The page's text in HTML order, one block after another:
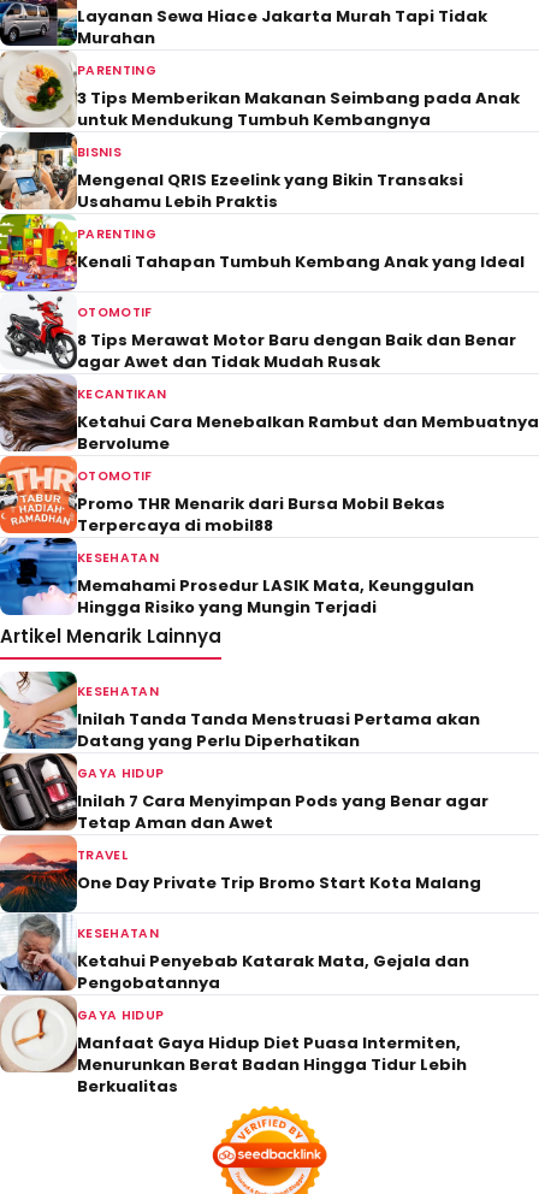
Layanan Sewa Hiace Jakarta Murah Tapi Tidak
Murahan
PARENTING
3 Tips Memberikan Makanan Seimbang pada Anak
untuk Mendukung Tumbuh Kembangnya
BISNIS
Mengenal QRIS Ezeelink yang Bikin Transaksi
Usahamu Lebih Praktis
PARENTING
Kenali Tahapan Tumbuh Kembang Anak yang Ideal
OTOMOTIF
8 Tips Merawat Motor Baru dengan Baik dan Benar
agar Awet dan Tidak Mudah Rusak
KECANTIKAN
Ketahui Cara Menebalkan Rambut dan Membuatnya
Bervolume
OTOMOTIF
Promo THR Menarik dari Bursa Mobil Bekas
Terpercaya di mobil88
KESEHATAN
Memahami Prosedur LASIK Mata, Keunggulan
Hingga Risiko yang Mungin Terjadi
Artikel Menarik Lainnya
KESEHATAN
Inilah Tanda Tanda Menstruasi Pertama akan
Datang yang Perlu Diperhatikan
GAYA HIDUP
Inilah 7 Cara Menyimpan Pods yang Benar agar
Tetap Aman dan Awet
TRAVEL
One Day Private Trip Bromo Start Kota Malang
KESEHATAN
Ketahui Penyebab Katarak Mata, Gejala dan
Pengobatannya
GAYA HIDUP
Manfaat Gaya Hidup Diet Puasa Intermiten,
Menurunkan Berat Badan Hingga Tidur Lebih
Berkualitas